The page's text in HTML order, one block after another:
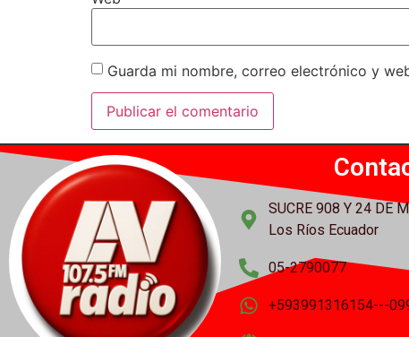
Guarda mi nombre, correo electrónico y
SUCRE 908 Y 24 DE
Los Ríos Ecuador
05-2790077
+593991316154---